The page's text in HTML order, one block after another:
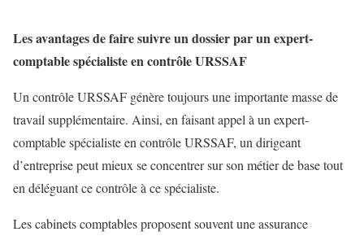
Les avantages de faire suivre un dossier par un expert-
comptable spécialiste en contrôle URSSAF
Un contrôle URSSAF génère toujours une importante masse de
travail supplémentaire. Ainsi, en faisant appel à un expert-
comptable spécialiste en contrôle URSSAF, un dirigeant
d’entreprise peut mieux se concentrer sur son métier de base tout
en déléguant ce contrôle à ce spécialiste.
Les cabinets comptables proposent souvent une assurance